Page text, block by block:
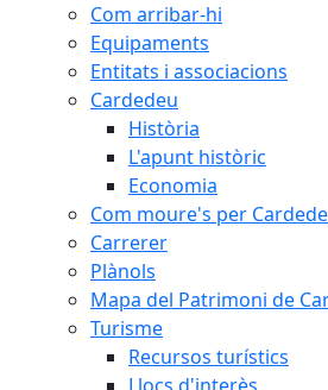
Com arribar-hi
Equipaments
Entitats i associacions
Cardedeu
Història
L'apunt històric
Economia
Com moure's per
Carrerer
Plànols
Mapa del Patrimoni de
Turisme
Recursos turístics